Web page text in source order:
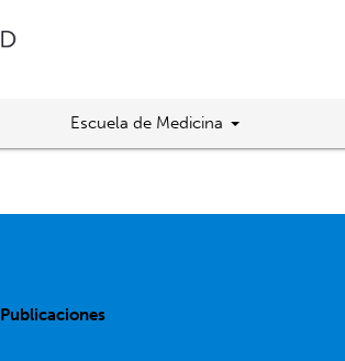
Escuela de Medicina
Publicaciones